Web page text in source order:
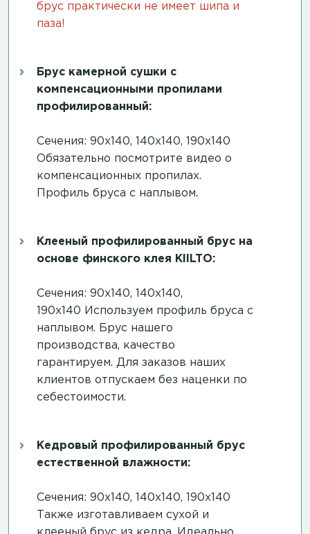
брус практически не имеет шипа и
паза!
Брус камерной сушки с
компенсационными пропилами
профилированный:
Сечения: 90х140, 140х140, 190х140
Обязательно посмотрите видео о
компенсационных пропилах.
Профиль бруса с наплывом.
Клееный профилированный брус на
основе финского клея KIILTO:
Сечения: 90х140, 140х140,
190х140 Используем профиль бруса с
наплывом. Брус нашего
производства, качество
гарантируем. Для заказов наших
клиентов отпускаем без наценки по
себестоимости.
Кедровый профилированный брус
естественной влажности:
Сечения: 90х140, 140х140, 190х140
Также изготавливаем сухой и